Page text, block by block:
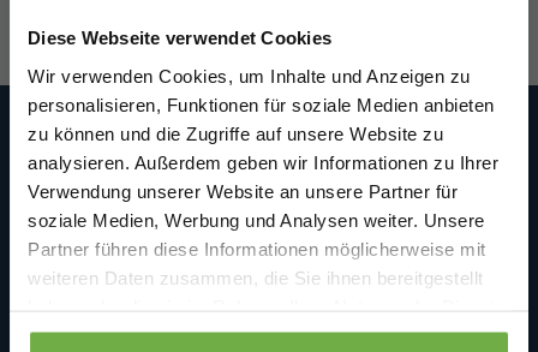
Diese Webseite verwendet Cookies
Wir verwenden Cookies, um Inhalte und Anzeigen zu
personalisieren, Funktionen für soziale Medien anbieten
zu können und die Zugriffe auf unsere Website zu
analysieren. Außerdem geben wir Informationen zu Ihrer
Verwendung unserer Website an unsere Partner für
soziale Medien, Werbung und Analysen weiter. Unsere
Partner führen diese Informationen möglicherweise mit
weiteren Daten zusammen, die Sie ihnen bereitgestellt
gesammelt haben.
Bwareshop.de
Wir sind an Werktagen (Mo. bis Fr.) unter folgender E-Mail
erreichbar: info@bwareshop.de
Beedstraße 54
40468 Düsseldorf
Deutschland (keine Rücksendeadresse)
+31 850519680
@bwareshop
Rabatten bis zu 70%.
Geburtstag